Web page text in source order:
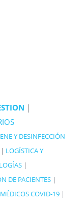
|
Y DESINFECCIÓN
| LOGÍSTICA Y
|
DE PACIENTES |
COVID-19 |